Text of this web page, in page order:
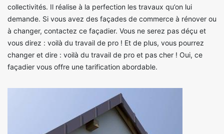
collectivités. Il réalise à la perfection les travaux qu’on lui
demande. Si vous avez des façades de commerce à rénover ou
à changer, contactez ce façadier. Vous ne serez pas déçu et
vous direz : voilà du travail de pro ! Et de plus, vous pourrez
changer et dire : voilà du travail de pro et pas cher ! Oui, ce
façadier vous offre une tarification abordable.